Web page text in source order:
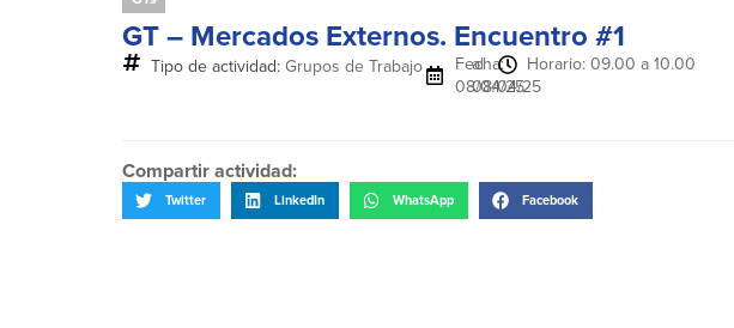
GT – Mercados Externos. Encuentro #1
Tipo de actividad:Grupos de Trabajo
Fecha:
08/04/25
al
08/04/25
Horario: 09.00 a 10.00
Compartir actividad:
Twitter LinkedIn WhatsApp Facebook